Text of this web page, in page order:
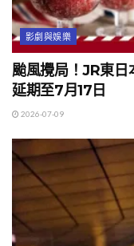
影劇與娛樂
颱風攪局！JR東日
延期至7月17日
2026-07-09